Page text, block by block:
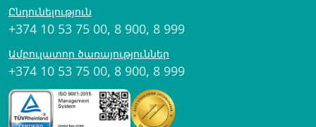
Ընդունելություն
+374 10 53 75 00, 8 900, 8 999
Ամբուլատոր ծառայություններ
+374 10 53 75 00, 8 900, 8 999